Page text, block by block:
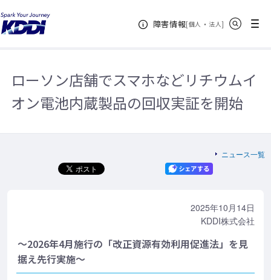
障害情報[個人 ・ 法人新規ウィンドウ
]
メニュー
KDDIホーム
ース
2025年
ローソン店舗でスマホなどリチウムイオン電池内蔵製
品の回収実証を開始
ローソン店舗でスマホなどリチウムイ
オン電池内蔵製品の回収実証を開始
ニュース一覧
2025年10月14日
KDDI株式会社
～2026年4月施行の「改正資源有効利用促進法」を見
据え先行実施～